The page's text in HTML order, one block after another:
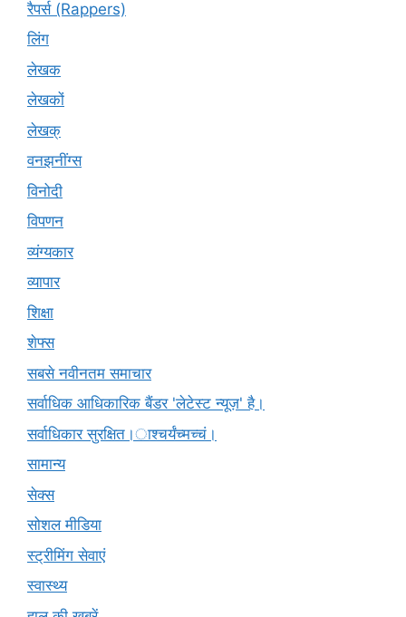
रैपर्स (Rappers)
लिंग
लेखक
लेखकों
लेखक्
वनझनींग्स
विनोदी
विपणन
व्यंग्यकार
व्यापार
शिक्षा
शेफ्स
सबसे नवीनतम समाचार
सर्वाधिक आधिकारिक बैंडर 'लेटेस्ट न्यूज़' है।
सर्वाधिकार सुरक्षित।ाश्चर्यंच्मच्चं।
सामान्य
सेक्स
सोशल मीडिया
स्ट्रीमिंग सेवाएं
स्वास्थ्य